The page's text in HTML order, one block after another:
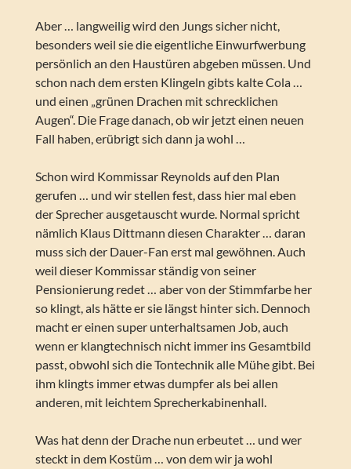
Aber … langweilig wird den Jungs sicher nicht,
besonders weil sie die eigentliche Einwurfwerbung
persönlich an den Haustüren abgeben müssen. Und
schon nach dem ersten Klingeln gibts kalte Cola …
und einen „grünen Drachen mit schrecklichen
Augen“. Die Frage danach, ob wir jetzt einen neuen
Fall haben, erübrigt sich dann ja wohl …
Schon wird Kommissar Reynolds auf den Plan
gerufen … und wir stellen fest, dass hier mal eben
der Sprecher ausgetauscht wurde. Normal spricht
nämlich Klaus Dittmann diesen Charakter … daran
muss sich der Dauer-Fan erst mal gewöhnen. Auch
weil dieser Kommissar ständig von seiner
Pensionierung redet … aber von der Stimmfarbe her
so klingt, als hätte er sie längst hinter sich. Dennoch
macht er einen super unterhaltsamen Job, auch
wenn er klangtechnisch nicht immer ins Gesamtbild
passt, obwohl sich die Tontechnik alle Mühe gibt. Bei
ihm klingts immer etwas dumpfer als bei allen
anderen, mit leichtem Sprecherkabinenhall.
Was hat denn der Drache nun erbeutet … und wer
steckt in dem Kostüm … von dem wir ja wohl